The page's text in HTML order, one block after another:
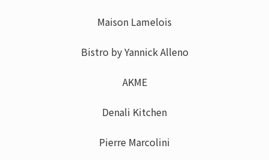
Maison Lamelois
Bistro by Yannick Alleno
AKME
Denali Kitchen
Pierre Marcolini